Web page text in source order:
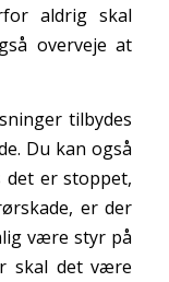
aldrig skal
overveje at
tilbydes
Du kan også
er stoppet,
er der
være styr på
skal det være